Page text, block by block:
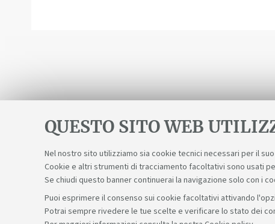
QUESTO SITO WEB
Nel nostro sito utilizziamo sia cookie tecnici necessari per il
Cookie e altri strumenti di tracciamento facoltativi sono usati
Se chiudi questo banner continuerai la navigazione solo con i
Puoi esprimere il consenso sui cookie facoltativi attivando
Potrai sempre rivedere le tue scelte e verificare lo stato dei